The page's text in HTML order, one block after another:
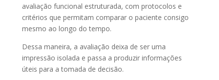
avaliação funcional estruturada, com protocolos e
critérios que permitam comparar o paciente consigo
mesmo ao longo do tempo.
Dessa maneira, a avaliação deixa de ser uma
impressão isolada e passa a produzir informações
úteis para a tomada de decisão.